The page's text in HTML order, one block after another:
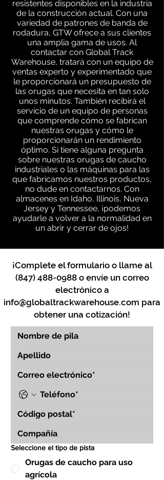
resistentes disponibles en la industria
de la construcción actual. Con una
variedad de patrones de banda de
rodadura, GTW ofrece a sus clientes
una amplia gama de usos. Al
contactar con Global Track
Warehouse, tratará con un equipo de
ventas experto y experimentado que
le proporcionará un presupuesto de
las orugas que necesita en tan solo
unos minutos. También recibirá el
servicio de un equipo de personas
que comprende cómo se fabrican
nuestras orugas y cómo le
proporcionarán un rendimiento
óptimo. Si tiene alguna pregunta
sobre nuestras orugas de caucho
industriales o las máquinas para las
que fabricamos nuestros productos,
no dude en contactarnos. Con
almacenes en Idaho, Illinois, Nueva
Jersey y Tennessee, ¡podemos
ayudarle a volver a la normalidad en
un abrir y cerrar de ojos!
¡Complete el formulario o llame al
(847) 488-0988o envíe un correo
electrónico a
info@globaltrackwarehouse.com para
obtener una cotización!
Seleccione el tipo de pista
Orugas de caucho para uso
agrícola